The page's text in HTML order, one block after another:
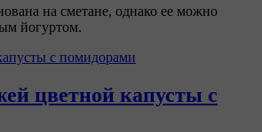
на сметане, однако ее можно
йогуртом.
цветной капусты с